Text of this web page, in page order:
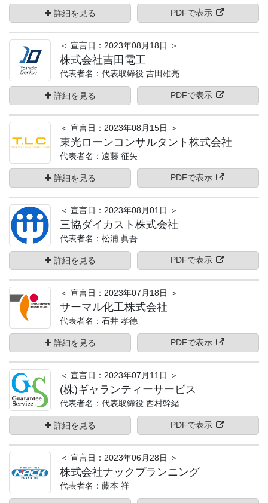
詳細を見る PDFで表示
＜ 宣言日：2023年08月18日 ＞
株式会社吉田電工
代表者名：代表取締役 吉田雄亮
詳細を見る PDFで表示
＜ 宣言日：2023年08月15日 ＞
東光ローンコンサルタント株式会社
代表者名：遠藤 征矢
詳細を見る PDFで表示
＜ 宣言日：2023年08月01日 ＞
三協ダイカスト株式会社
代表者名：松浦 眞吾
詳細を見る PDFで表示
＜ 宣言日：2023年07月18日 ＞
サーマル化工株式会社
代表者名：石井 孝德
詳細を見る PDFで表示
＜ 宣言日：2023年07月11日 ＞
(株)ギャランティーサービス
代表者名：代表取締役 西村幹緒
詳細を見る PDFで表示
＜ 宣言日：2023年06月28日 ＞
株式会社ナックプランニング
代表者名：藤本 祥